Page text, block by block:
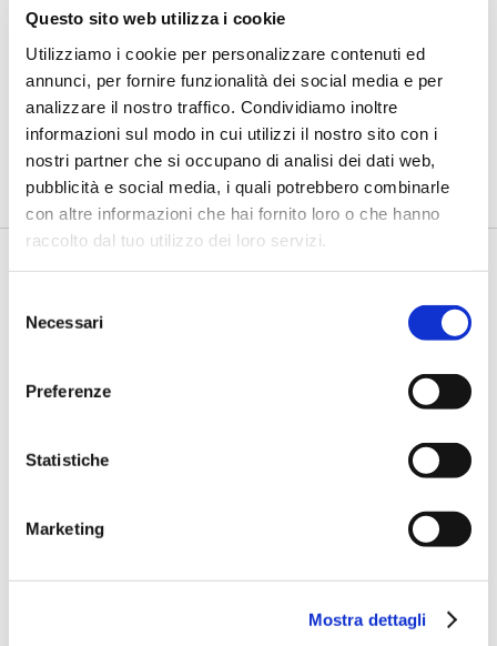
Questo sito web utilizza i cookie
Utilizziamo i cookie per personalizzare contenuti ed
annunci, per fornire funzionalità dei social media e per
analizzare il nostro traffico. Condividiamo inoltre
informazioni sul modo in cui utilizzi il nostro sito con i
nostri partner che si occupano di analisi dei dati web,
pubblicità e social media, i quali potrebbero combinarle
con altre informazioni che hai fornito loro o che hanno
raccolto dal tuo utilizzo dei loro servizi.
delNecessari
Preferenze
Statistiche
Marketing
Mostra dettagli
BANCAFORTE TV
Fracassi (Multiply Group): "L’AI va
progettata dentro i processi,
insieme ai controlli”
di Flavio Padovan, Maddalena Libertini -I proof of concept
realizzati con l'AI funzionano. Spesso sorprendono per la
qualità ...
BANCAFORTE TV
imprese agricole servono finanza e
capacità di leggere i nuovi rischi”